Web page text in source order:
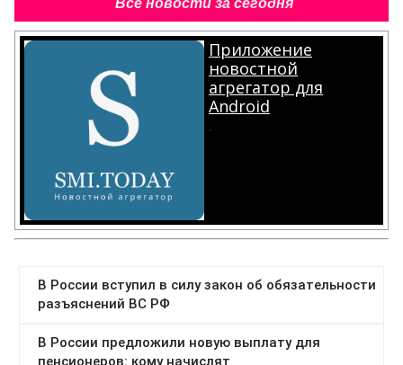
Все новости за сегодня
Приложение
новостной
агрегатор для
Android
.